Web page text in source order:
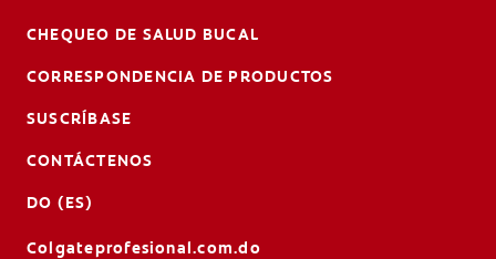
CHEQUEO DE SALUD BUCAL
CORRESPONDENCIA DE PRODUCTOS
SUSCRÍBASE
CONTÁCTENOS
DO (ES)
Colgateprofesional.com.do